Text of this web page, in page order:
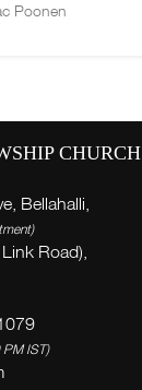
Poonen
CHURCH
Bellahalli,
Road),
IST)